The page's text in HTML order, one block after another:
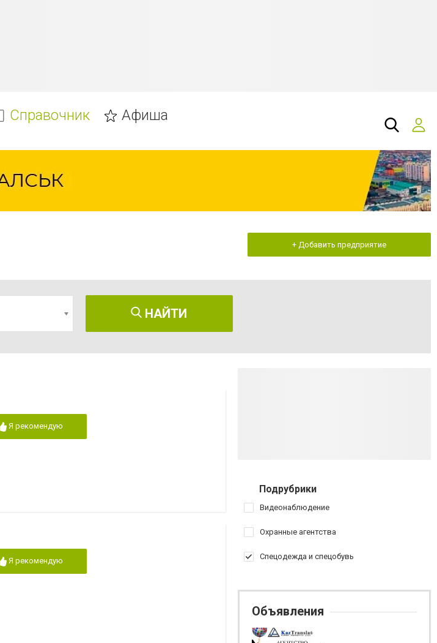
Справочник Афиша
+ Добавить предприятие
НАЙТИ
Я рекомендую
Я рекомендую
Подрубрики
Видеонаблюдение
Охранные агентства
Спецодежда и спецобувь
Объявления